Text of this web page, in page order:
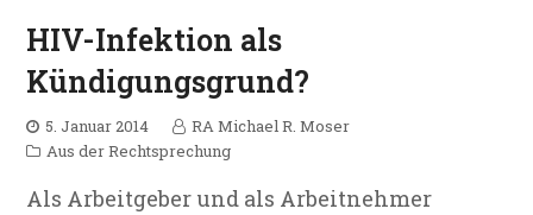
HIV-Infektion als
Kündigungsgrund?
5. Januar 2014
RA Michael R. Moser
Aus der Rechtsprechung
Als Arbeitgeber und als Arbeitnehmer